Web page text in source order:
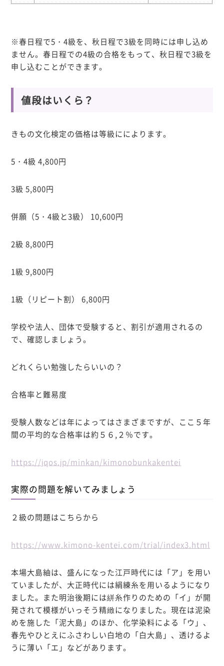
※春日程で5・4級を、秋日程で3級を同時には申し込め
ません。春日程での4級の合格をもって、秋日程で3級を
申し込むことができます。
値段はいくら？
きもの文化検定の価格は等級にによります。
5・4級 4,800円
3級 5,800円
併願（5・4級と3級） 10,600円
2級 8,800円
1級 9,800円
1級（リピート割） 6,800円
学校や法人、団体で受験すると、割引が適用されるの
で、確認しましょう。
どれくらい勉強したらいいの？
合格率と難易度
受験人数などは年によってはさまざまですが、ここ５年
間の平均的な合格率は約５６,２％です。
https://jqos.jp/minkan/kimonobunkakentei
実際の問題を解いてみましょう
２級の問題はこちらから
https://www.kimono-kentei.com/trial/index3.html
本場大島紬は、盛んになった江戸時代には「ア」を用い
ていましたが、大正時代には絹練糸を用いるようになり
ました。また明治後期には絣糸作りのための「イ」が開
発されて模様がいっそう精緻になりました。現在は泥染
めを施した「泥大島」のほか、化学染料による「ウ」、
春先やひとえにふさわしい白地の「白大島」、透けるよ
うに薄い「エ」などがあります。